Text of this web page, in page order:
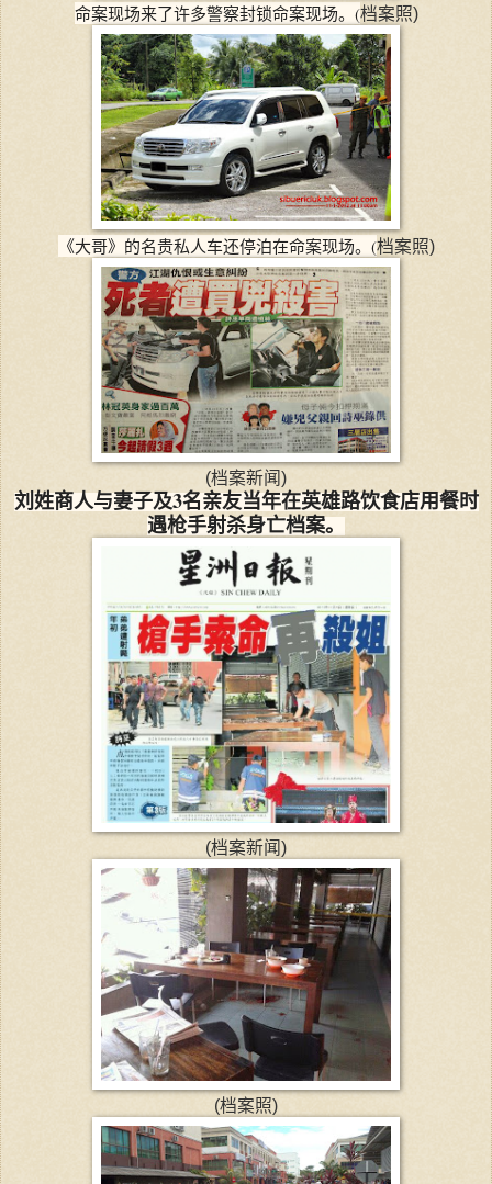
命案现场来了许多警察封锁命案现场。(档案照)
《大哥》的名贵私人车还停泊在命案现场。(档案照)
(档案新闻)
刘姓商人与妻子及3名亲友当年在英雄路饮食店用餐时
遇枪手射杀身亡档案。
(档案新闻)
(档案照)